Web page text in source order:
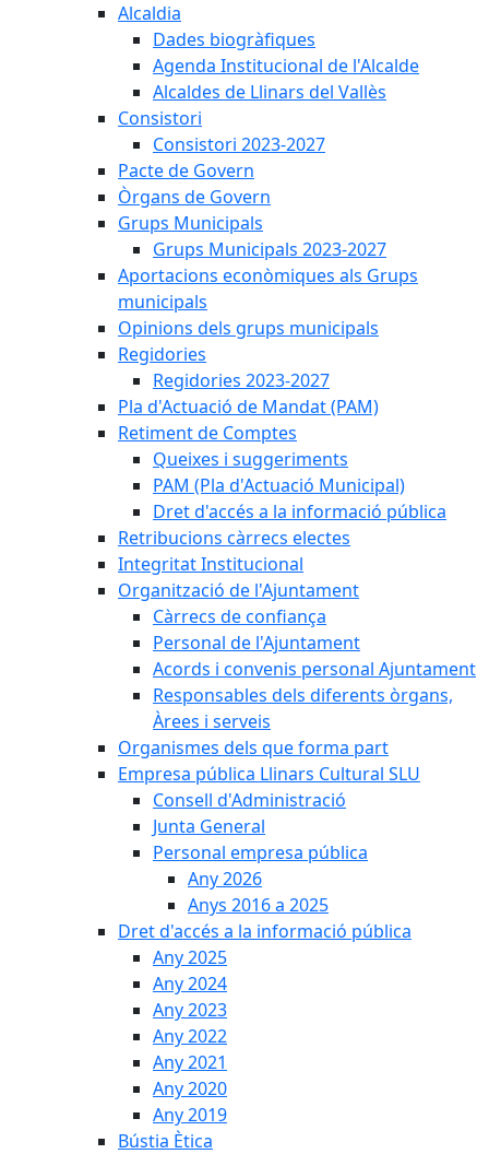
Alcaldia
Dades biogràfiques
Agenda Institucional de l'Alcalde
Alcaldes de Llinars del Vallès
Consistori
Consistori 2023-2027
Pacte de Govern
Òrgans de Govern
Grups Municipals
Grups Municipals 2023-2027
Aportacions econòmiques als Grups
municipals
Opinions dels grups municipals
Regidories
Regidories 2023-2027
Pla d'Actuació de Mandat (PAM)
Retiment de Comptes
Queixes i suggeriments
PAM (Pla d'Actuació Municipal)
Dret d'accés a la informació pública
Retribucions càrrecs electes
Integritat Institucional
Organització de l'Ajuntament
Càrrecs de confiança
Personal de l'Ajuntament
Acords i convenis personal Ajuntament
Responsables dels diferents òrgans,
Àrees i serveis
Organismes dels que forma part
Empresa pública Llinars Cultural SLU
Consell d'Administració
Junta General
Personal empresa pública
Any 2026
Anys 2016 a 2025
Dret d'accés a la informació pública
Any 2025
Any 2024
Any 2023
Any 2022
Any 2021
Any 2020
Any 2019
Bústia Ètica